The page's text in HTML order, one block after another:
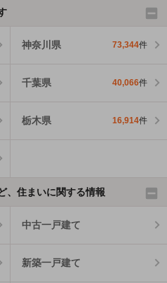
神奈川県 73,344件
千葉県 40,066件
栃木県 16,914件
、住まいに関する情報
中古一戸建て
新築一戸建て